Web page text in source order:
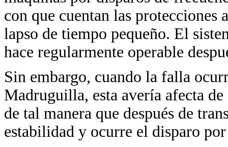
con que cuentan las protecciones
lapso de tiempo pequeño. El
hace regularmente operable
Sin embargo, cuando la falla
Madruguilla, esta avería afecta
de tal manera que después de
estabilidad y ocurre el disparo